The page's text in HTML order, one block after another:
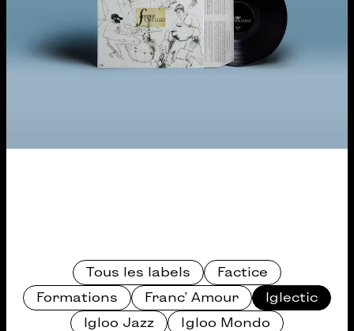
Categories
Tous les labels
Factice
Formations
Franc' Amour
Iglectic
Igloo Jazz
Igloo Mondo